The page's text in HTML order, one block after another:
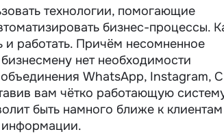
технологии, помогающие
бизнес-процессы.
и работать. Причём несомненное
нет необходимости
WhatsApp, Instagram,
вам чётко работающую
быть намного ближе к
информации.